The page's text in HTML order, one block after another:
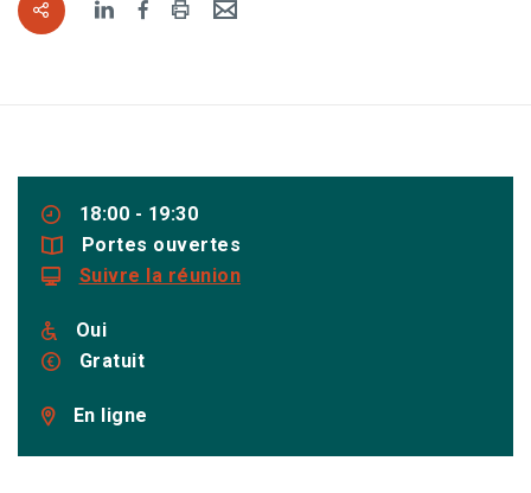
18:00 - 19:30
Portes ouvertes
Suivre la réunion
Oui
Gratuit
En ligne